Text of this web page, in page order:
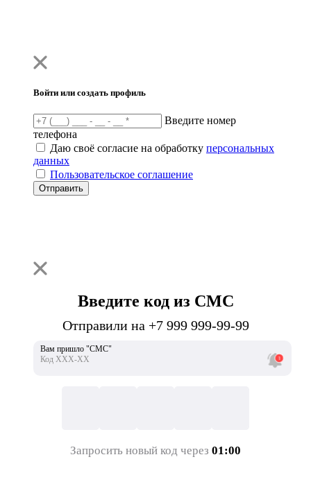
Войти или создать профиль
Введите номер
телефона
Даю своё согласие на обработку персональных
данных
Пользовательское соглашение
Отправить
Введите код из СМС
Отправили на +7 999 999-99-99
Вам пришло "СМС"
Код ХХХ-ХХ
Запросить новый код через 01:00